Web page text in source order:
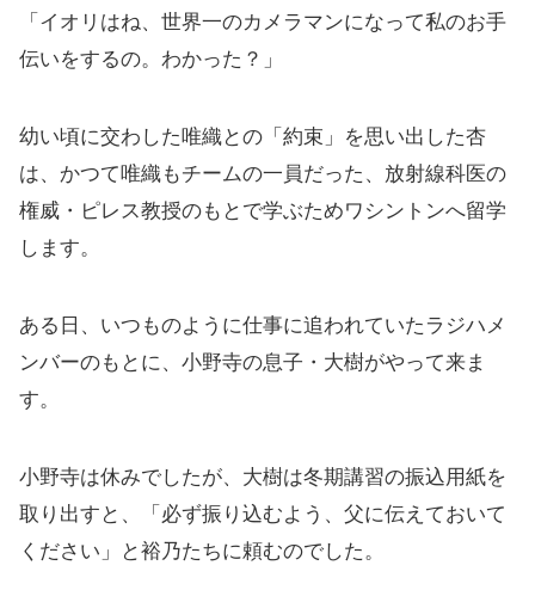
「イオリはね、世界一のカメラマンになって私のお手
伝いをするの。わかった？」
幼い頃に交わした唯織との「約束」を思い出した杏
は、かつて唯織もチームの一員だった、放射線科医の
権威・ピレス教授のもとで学ぶためワシントンへ留学
します。
ある日、いつものように仕事に追われていたラジハメ
ンバーのもとに、小野寺の息子・大樹がやって来ま
す。
小野寺は休みでしたが、大樹は冬期講習の振込用紙を
取り出すと、「必ず振り込むよう、父に伝えておいて
ください」と裕乃たちに頼むのでした。